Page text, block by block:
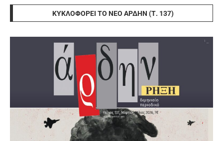
ΚΥΚΛΟΦΟΡΕΊ ΤΟ ΝΈΟ ΆΡΔΗΝ (Τ. 137)